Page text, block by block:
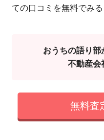
ての口コミを無料でみる
おうちの語り部
不動産会
無料査